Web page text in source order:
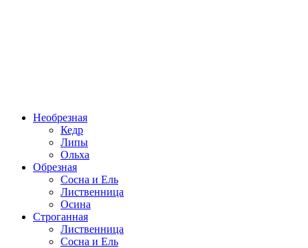
Необрезная
Кедр
Липы
Ольха
Обрезная
Cосна и Ель
Лиственница
Осина
Строганная
Лиственница
Сосна и Ель